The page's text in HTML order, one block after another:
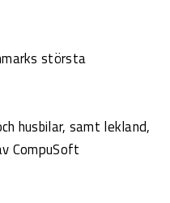
största
husbilar, samt lekland,
CompuSoft